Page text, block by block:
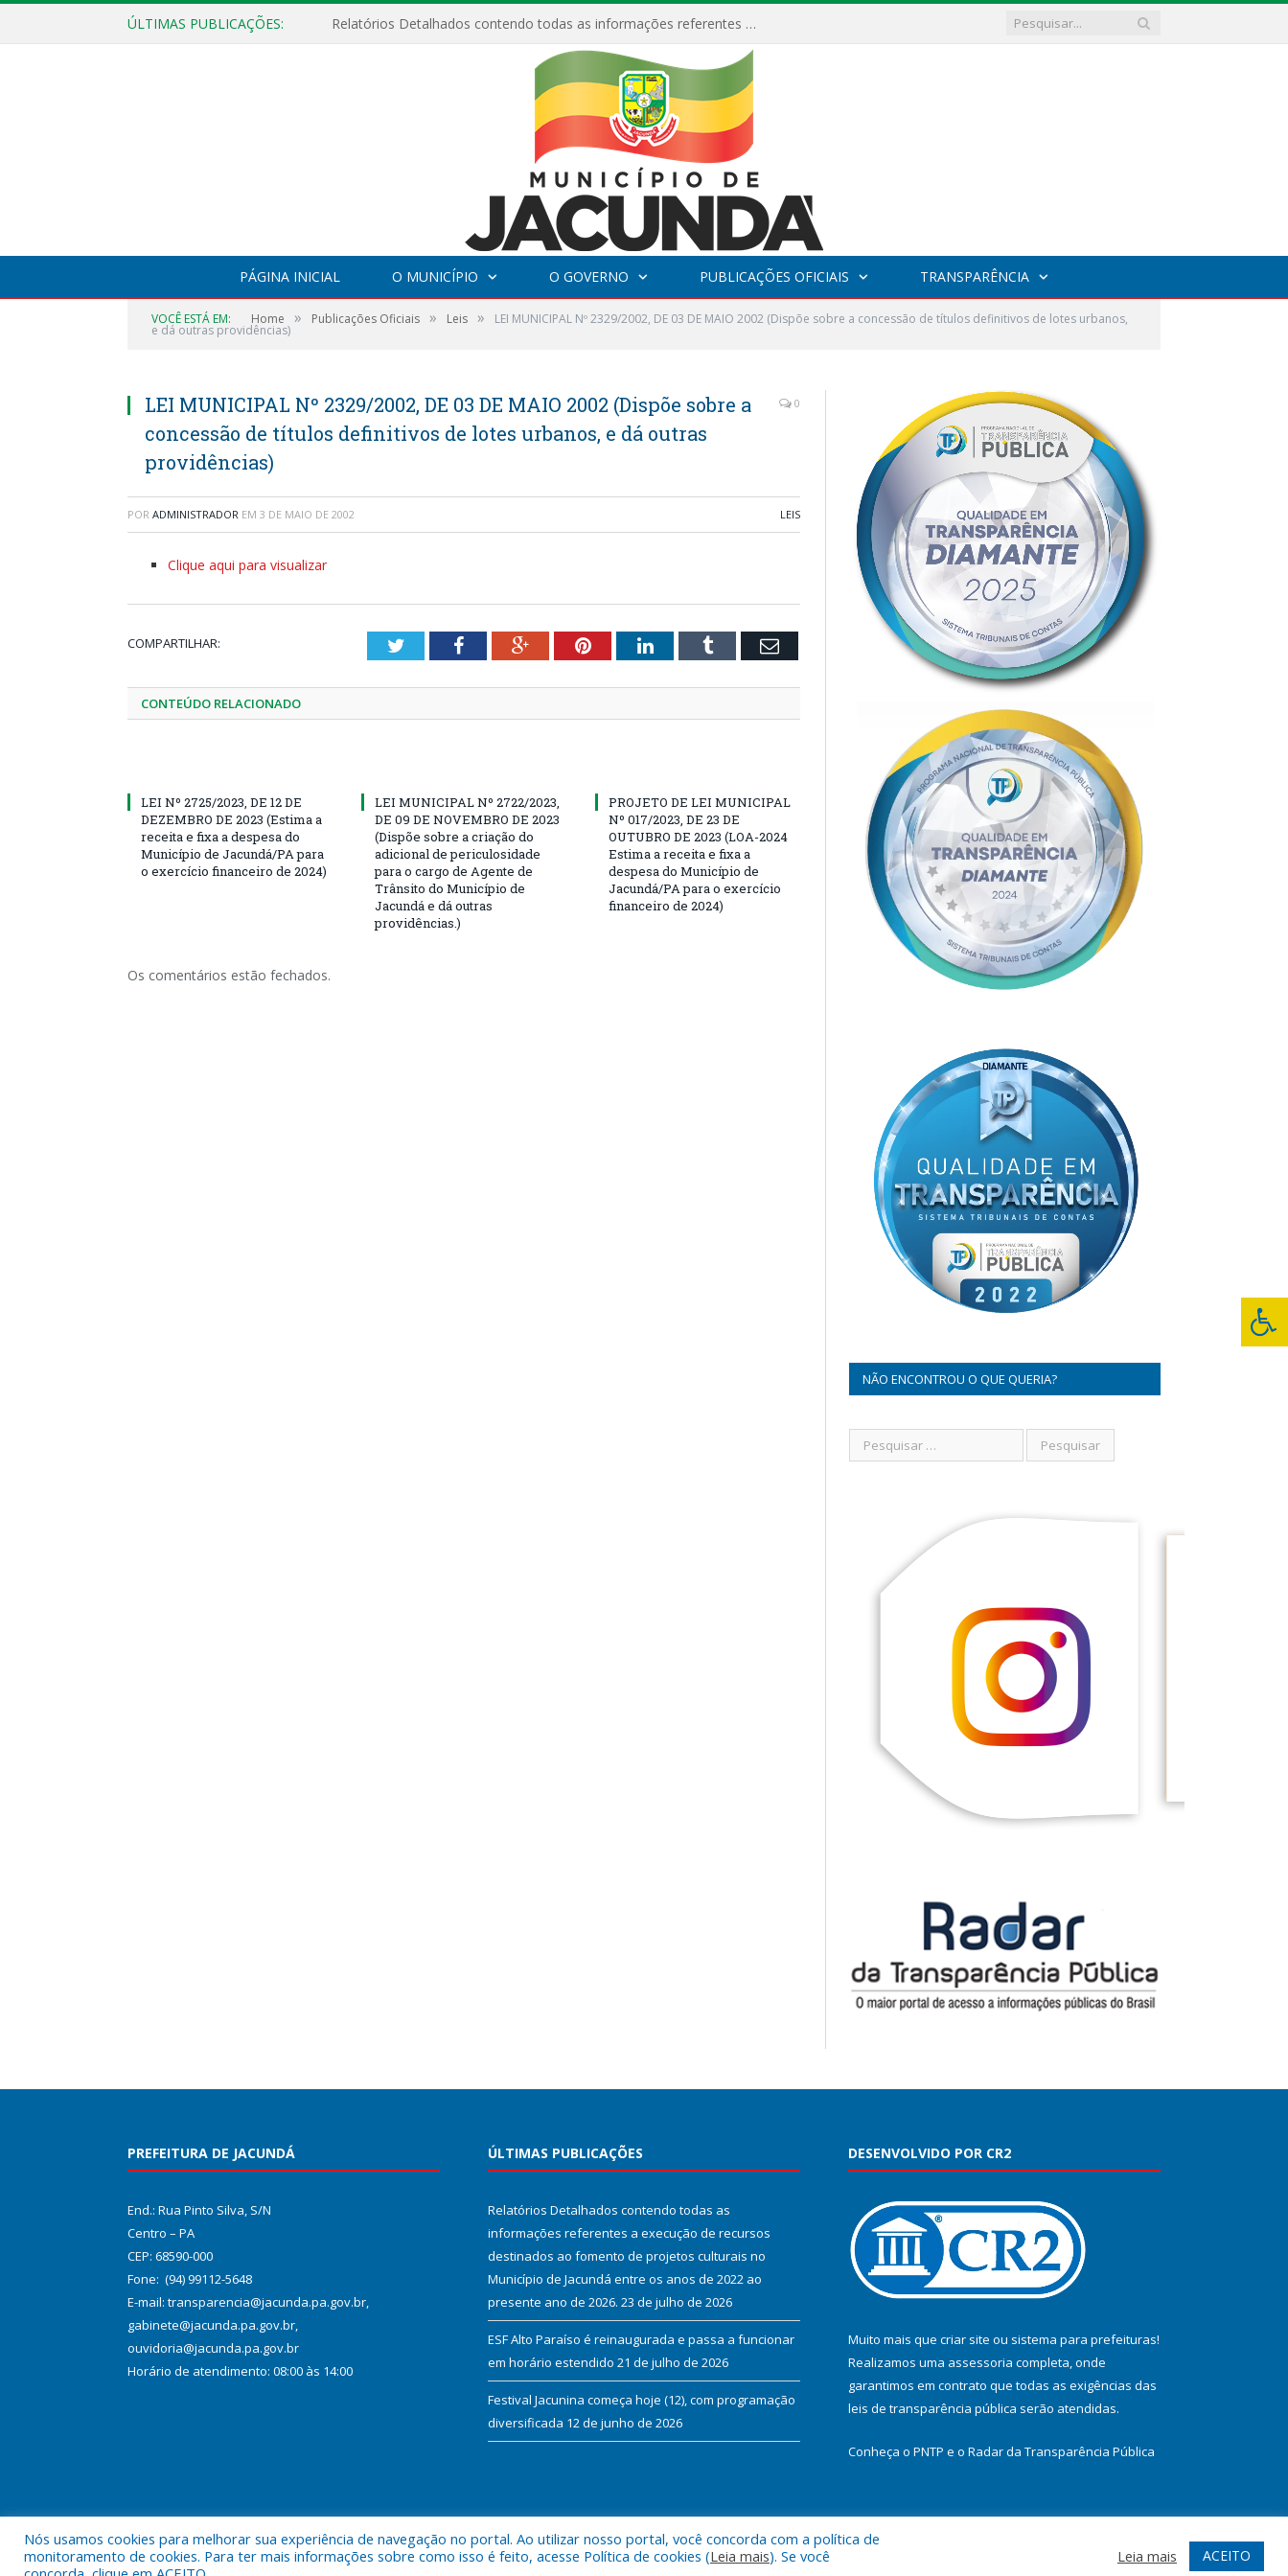
ÚLTIMAS PUBLICAÇÕES: Relatórios Detalhados contendo todas as informações referentes a execução de recursos destinados ao fomento de projetos culturais no Município de Jacundá entre os anos de 2022 ao presente ano de 2026.
PÁGINA INICIAL O MUNICÍPIO O GOVERNO PUBLICAÇÕES OFICIAIS TRANSPARÊNCIA
VOCÊ ESTÁ EM: Home » Publicações Oficiais » Leis » LEI MUNICIPAL Nº 2329/2002, DE 03 DE MAIO 2002 (Dispõe sobre a concessão de títulos definitivos de lotes urbanos,
e dá outras providências)
LEI MUNICIPAL Nº 2329/2002, DE 03 DE MAIO 2002 (Dispõe sobre a
concessão de títulos definitivos de lotes urbanos, e dá outras
providências)
0
POR ADMINISTRADOR EM 3 DE MAIO DE 2002 LEIS
Clique aqui para visualizar
COMPARTILHAR: TwitterFacebookGoogle+PinterestLinkedInTumblr Email
CONTEÚDO RELACIONADO
LEI Nº 2725/2023, DE 12 DE
DEZEMBRO DE 2023 (Estima a
receita e fixa a despesa do
Município de Jacundá/PA para
o exercício financeiro de 2024)
LEI MUNICIPAL Nº 2722/2023,
DE 09 DE NOVEMBRO DE 2023
(Dispõe sobre a criação do
adicional de periculosidade
para o cargo de Agente de
Trânsito do Município de
Jacundá e dá outras
providências.)
PROJETO DE LEI MUNICIPAL
Nº 017/2023, DE 23 DE
OUTUBRO DE 2023 (LOA-2024
Estima a receita e fixa a
despesa do Município de
Jacundá/PA para o exercício
financeiro de 2024)
Os comentários estão fechados.
NÃO ENCONTROU O QUE QUERIA?
PREFEITURA DE JACUNDÁ
End.: Rua Pinto Silva, S/N
Centro – PA
CEP: 68590-000
Fone: (94) 99112-5648
E-mail: transparencia@jacunda.pa.gov.br,
gabinete@jacunda.pa.gov.br,
ouvidoria@jacunda.pa.gov.br
Horário de atendimento: 08:00 às 14:00
ÚLTIMAS PUBLICAÇÕES
Relatórios Detalhados contendo todas as
informações referentes a execução de recursos
destinados ao fomento de projetos culturais no
Município de Jacundá entre os anos de 2022 ao
presente ano de 2026. 23 de julho de 2026
ESF Alto Paraíso é reinaugurada e passa a funcionar
em horário estendido 21 de julho de 2026
Festival Jacunina começa hoje (12), com programação
diversificada 12 de junho de 2026
DESENVOLVIDO POR CR2
Muito mais que criar site ou sistema para prefeituras!
Realizamos uma assessoria completa, onde
garantimos em contrato que todas as exigências das
leis de transparência pública serão atendidas.
Conheça o PNTP e o Radar da Transparência Pública
Todos os direitos reservados a Prefeitura Municipal de Jacundá. Mapa do Site Acessar Webmail
Nós usamos cookies para melhorar sua experiência de navegação no portal. Ao utilizar nosso portal, você concorda com a política de
monitoramento de cookies. Para ter mais informações sobre como isso é feito, acesse Política de cookies (Leia mais). Se você
Leia mais ACEITO